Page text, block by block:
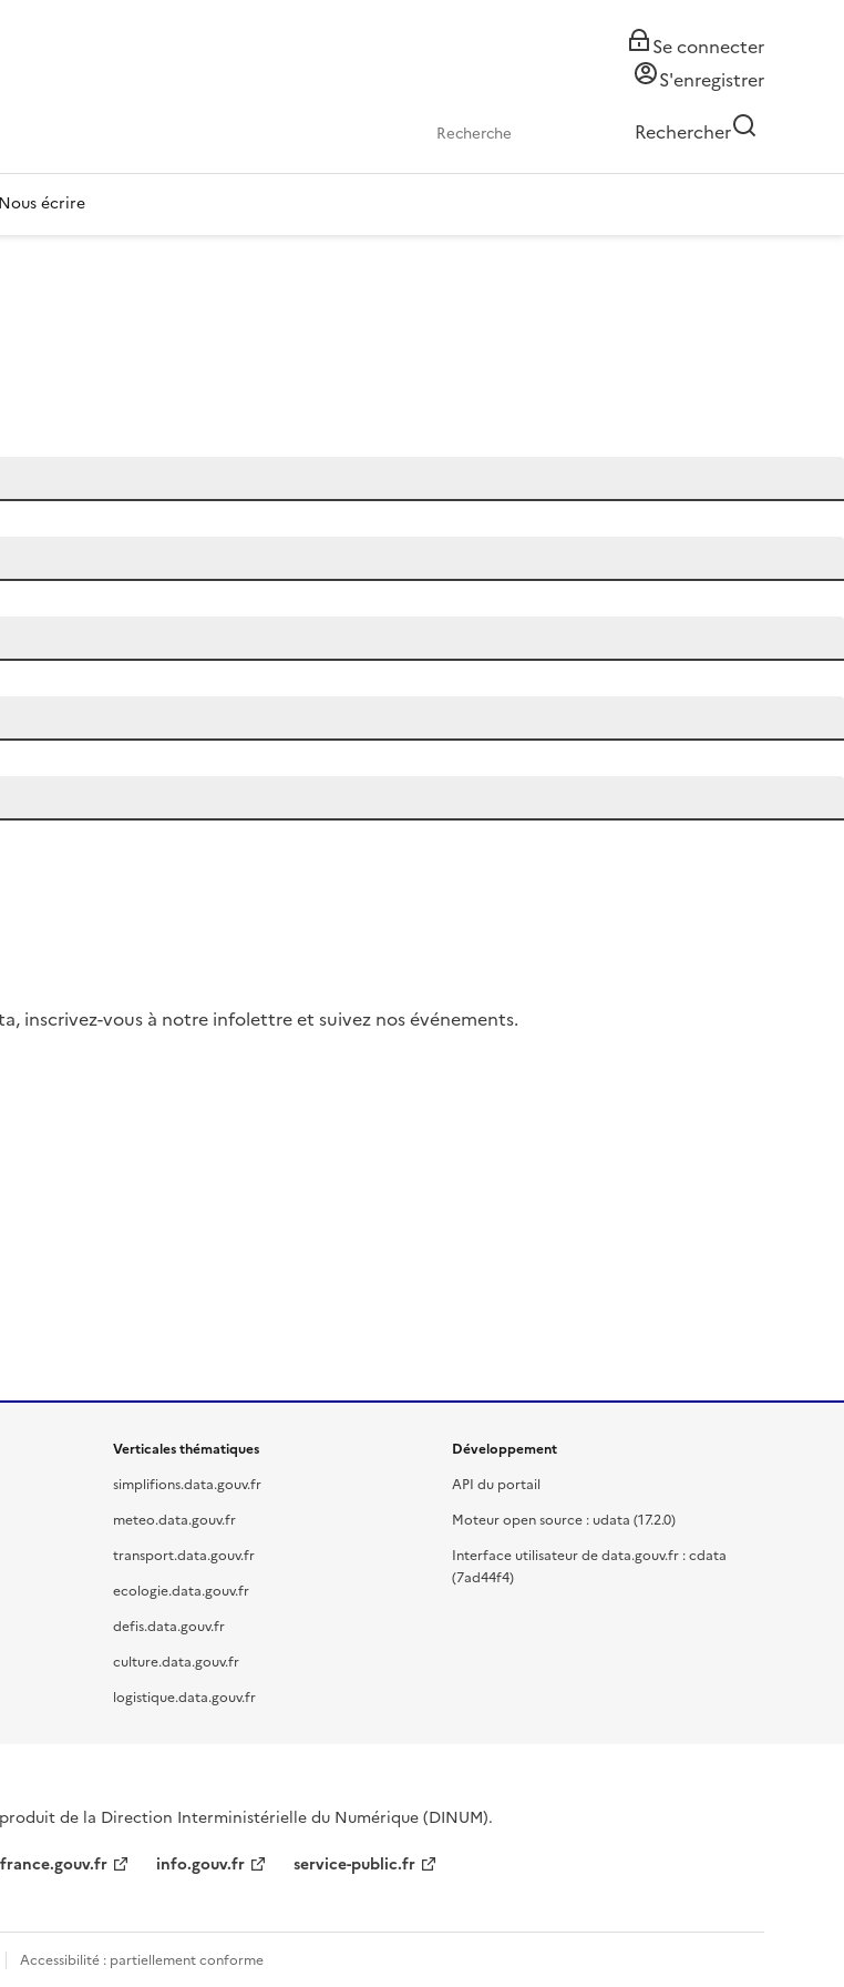
Se connecter
S'enregistrer
Rechercher
Nous écrire
inscrivez-vous à notre infolettre et suivez nos événements.
Verticales thématiques
simplifions.data.gouv.fr
meteo.data.gouv.fr
transport.data.gouv.fr
ecologie.data.gouv.fr
defis.data.gouv.fr
culture.data.gouv.fr
logistique.data.gouv.fr
Développement
API du portail
Moteur open source : udata (17.2.0)
Interface utilisateur de data.gouv.fr : cdata
(7ad44f4)
de la Direction Interministérielle du Numérique (DINUM).
info.gouv.fr service-public.fr
Accessibilité : partiellement conforme